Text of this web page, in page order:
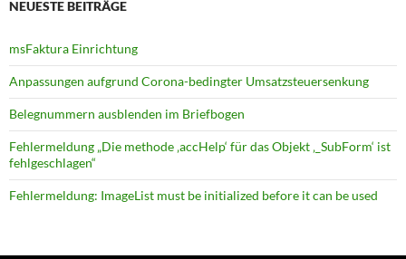
NEUESTE BEITRÄGE
msFaktura Einrichtung
Anpassungen aufgrund Corona-bedingter Umsatz­steuer­senkung
Belegnummern ausblenden im Briefbogen
Fehlermeldung „Die methode ‚accHelp‘ für das Objekt ‚_SubForm‘ ist
fehlgeschlagen“
Fehlermeldung: ImageList must be initialized before it can be used